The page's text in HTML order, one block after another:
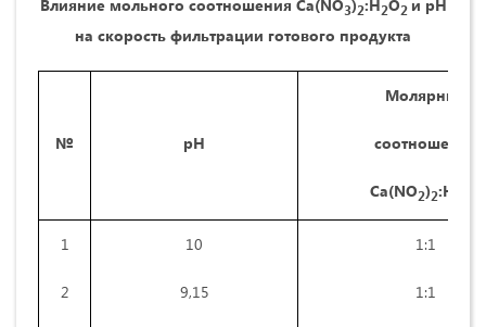
Влияние мольного соотношения Ca(NO3)2: H 2O2 и рН
на скорость фильтрации готового продукта
№ рН
Молярные
соотношения
Ca(NO2)2:H
1
2
10
9,15
1:1
1:1